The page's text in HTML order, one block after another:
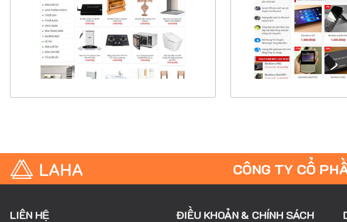
CHI TIẾT
XEM THỰC TẾ
CHI
XEM THỰC
CÔNG TY CỔ
LIÊN HỆ ĐIỀU KHOẢN & CHÍNH SÁCH